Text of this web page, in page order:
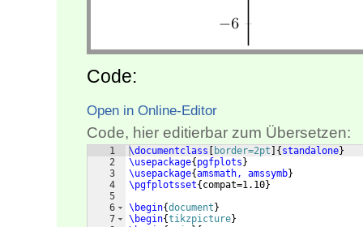
Code:
Open in Online-Editor
Code, hier editierbar zum Übersetzen:
1
2
3
4
5
6
7
\documentclass border=2pt { standalone}
\usepackage{ pgfplots }
\usepackage{amsmath, amssymb}
\pgfplotsset{ compat=1.10}
\begin{document }
\begin{tikzpicture}